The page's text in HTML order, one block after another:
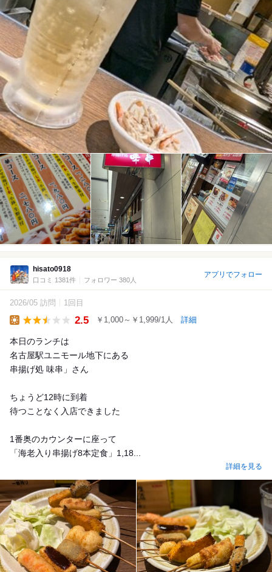
hisato0918
口コミ 1381件 フォロワー 380人
アプリでフォロー
2026/05 訪問 1回目
2.5 ￥1,000～￥1,999/1人 詳細
本日のランチは
名古屋駅ユニモール地下にある
串揚げ処 味串」さん
ちょうど12時に到着
待つことなく入店できました
1番奥のカウンターに座って
「海老入り串揚げ8本定食」1,18...
詳細を見る